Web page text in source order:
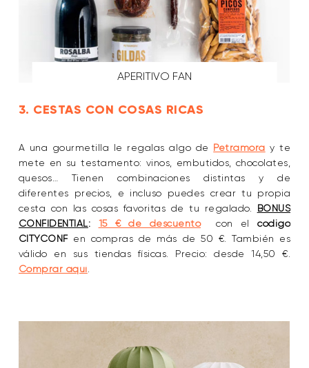
APERITIVO FAN
3. CESTAS CON COSAS RICAS
A una gourmetilla le regalas algo de Petramora y te
mete en su testamento: vinos, embutidos, chocolates,
quesos… Tienen combinaciones distintas y de
diferentes precios, e incluso puedes crear tu propia
cesta con las cosas favoritas de tu regalado. BONUS
CONFIDENTIAL: 15 € de descuentocon elcódigo
CITYCONFen compras de más de 50 €. También es
válido en sus tiendas físicas. Precio: desde 14,50 €.
Comprar aquí